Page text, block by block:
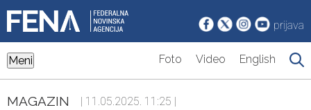
prijava
Meni Foto Video English
MAGAZIN | 11.05.2025. 11:25 |